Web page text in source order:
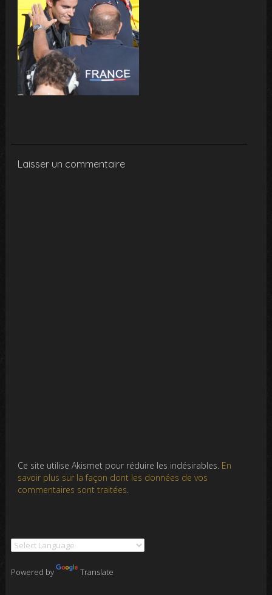
Laisser un commentaire
Ce site utilise Akismet pour réduire les indésirables. En
savoir plus sur la façon dont les données de vos
commentaires sont traitées.
Powered by Translate